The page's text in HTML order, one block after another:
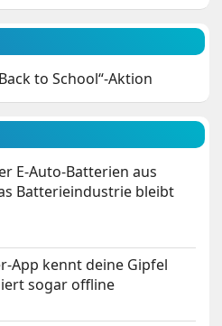
to School“-Aktion
E-Auto-Batterien aus
Batterieindustrie bleibt
App kennt deine Gipfel
sogar offline